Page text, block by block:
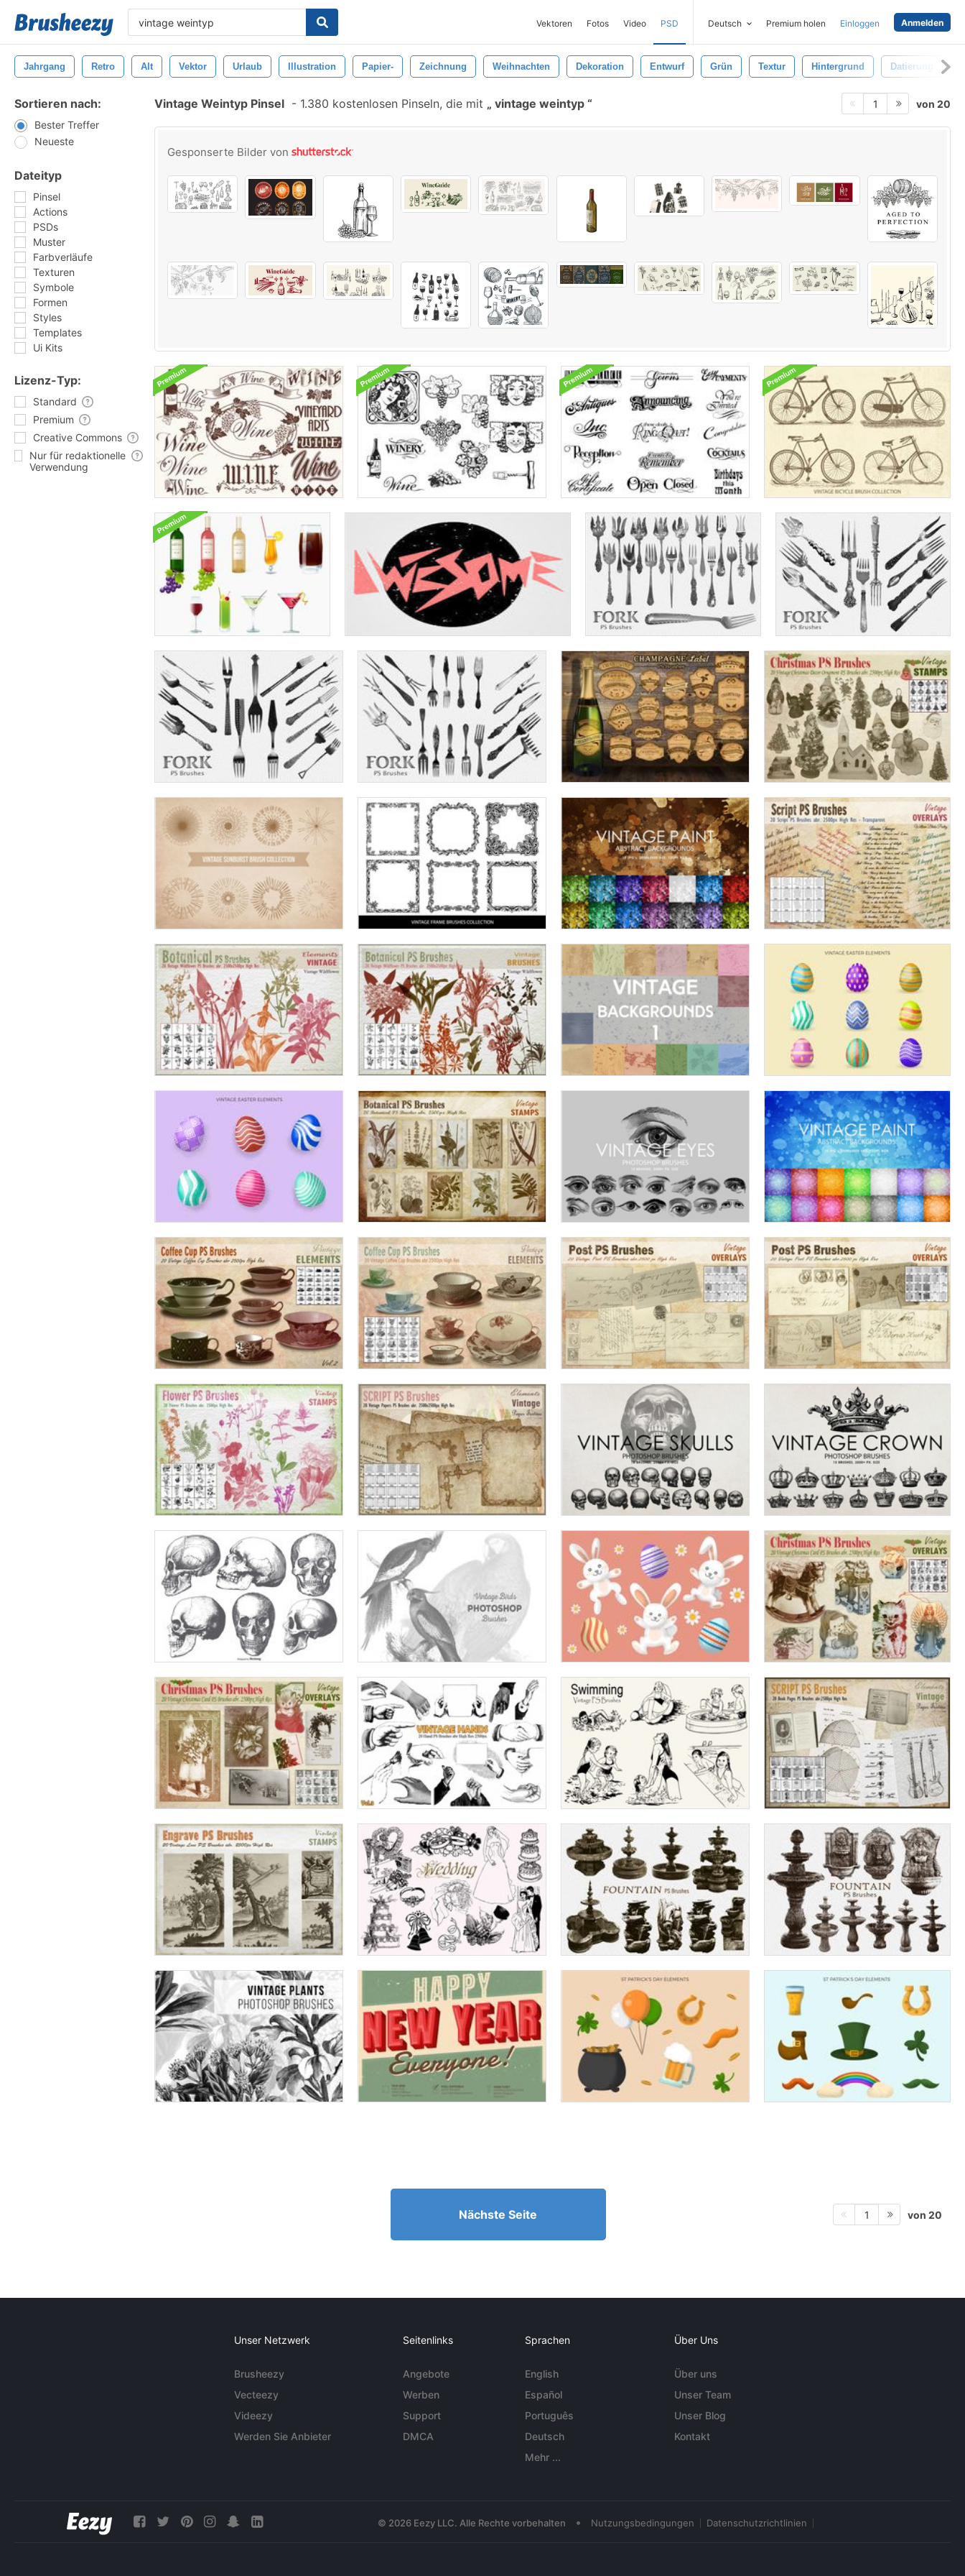
Vektoren Fotos Video PSD Deutsch Premium holen Einloggen Anmelden
Jahrgang Retro Alt Vektor Urlaub Illustration Papier- Zeichnung Weihnachten Dekoration Entwurf Grün Textur Hintergrund Datierung
Sortieren nach:
Bester Treffer
Neueste
Dateityp
Pinsel
Actions
PSDs
Muster
Farbverläufe
Texturen
Symbole
Formen
Styles
Templates
Ui Kits
Lizenz-Typ:
Standard
Premium
Creative Commons
Nur für redaktionelle
Verwendung
Vintage Weintyp Pinsel - 1.380 kostenlosen Pinseln, die mit vintage weintyp 1 von 20
Gesponserte Bilder von
Nächste Seite 1 von 20
Unser Netzwerk
Brusheezy
Vecteezy
Videezy
Werden Sie Anbieter
Seitenlinks
Angebote
Werben
Support
DMCA
Sprachen
English
Español
Português
Deutsch
Mehr ...
Über Uns
Über uns
Unser Team
Unser Blog
Kontakt
© 2026 Eezy LLC. Alle Rechte vorbehalten • Nutzungsbedingungen Datenschutzrichtlinien